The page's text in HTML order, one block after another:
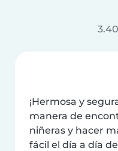
¡Hermosa y
manera de
niñeras y hacer
fácil el día a día de